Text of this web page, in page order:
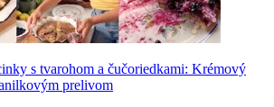
s tvarohom a čučoriedkami: Krémový
prelivom